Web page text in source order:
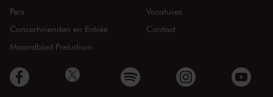
Pers
Concertvrienden en Entrée
Maandblad Preludium
Vacatures
Contact